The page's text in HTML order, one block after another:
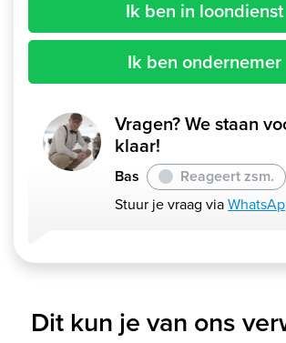
Ik ben in loondienst
Ik ben ondernemer
Vragen? We staan
klaar!
Bas
Reageert zsm.
Stuur je vraag via
Dit kun je van ons